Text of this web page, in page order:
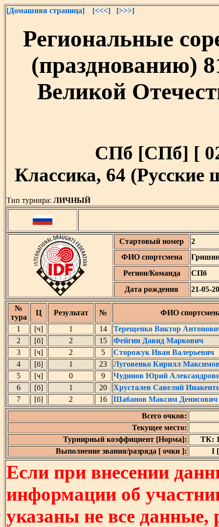
[Домашняя страница] [<<<] [>>>]
Региональные
(празднованию)
Великой
СПб [СПб] [
Классика, 64
Тип турнира: ЛИЧНЫЙ
Стартовый номер
2
ФИО спортсмена
Регион/Команда
СПб
Дата рождения
21-05-
№
тура
Ц Результат №
ФИО
1
[ч] 1 14
Терещенко Виктор
2
[б] 2 15
Фейгин Давид Маркович
3
[ч] 2 5
Сторожук Иван Валерьевич
4
[б] 1 23
Луговенко Кирилл
5
[ч] 0 9
Чудинов Юрий
6
[б] 1 20
Хрусталев Савелий
7
[б] 2 16
Шабанов Максим Денисович
Всего очков:
Текущее место:
Турнирный коэффициент [Норма]:
ТК:
Выполнение звания/разряда [ очки ]:
I
Если при внесении
информации об
указаны не все